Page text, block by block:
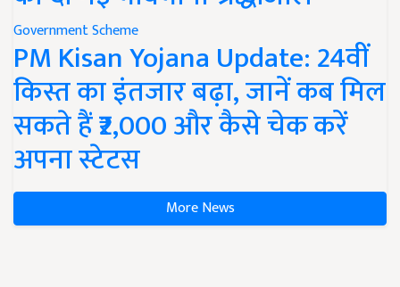
Government Scheme
PM Kisan Yojana Update: 24वीं
किस्त का इंतजार बढ़ा, जानें कब मिल
सकते हैं ₹2,000 और कैसे चेक करें
अपना स्टेटस
More News